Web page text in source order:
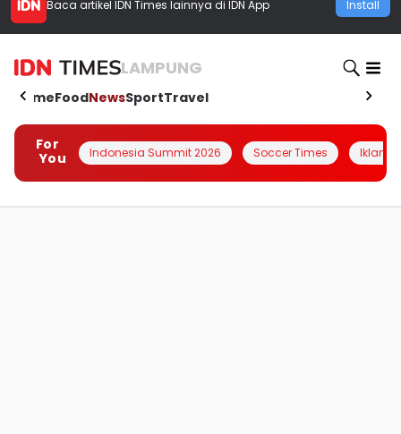
Baca artikel IDN Times lainnya di IDN App Install
LAMPUNG
HomeFoodNewsSportTravel
For
You
Indonesia Summit 2026 Soccer Times Iklanin